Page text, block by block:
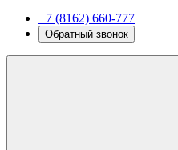
+7 (8162) 660-777
Обратный звонок